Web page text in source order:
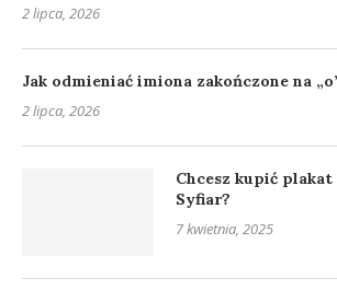
2 lipca, 2026
Jak odmieniać imiona zakończone na
2 lipca, 2026
Chcesz kupić
Syfiar?
7 kwietnia, 2025